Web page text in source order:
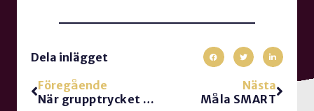
Dela inlägget
Föregående
När grupptrycket är…gott!
Nästa
Måla SMART